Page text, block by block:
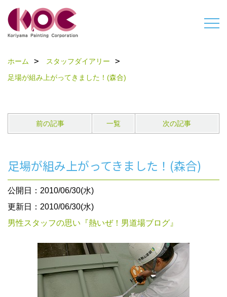
ホーム
スタッフダイアリー
足場が組み上がってきました！(森合)
前の記事 一覧 次の記事
足場が組み上がってきました！(森合)
公開日：2010/06/30(水)
更新日：2010/06/30(水)
男性スタッフの思い『熱いぜ！男道場ブログ』